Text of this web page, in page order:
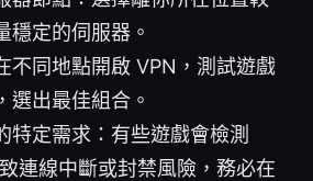
穩定的伺服器。
不同地點開啟 VPN，測試遊戲
選出最佳組合。
特定需求：有些遊戲會檢測
連線中斷或封禁風險，務必在